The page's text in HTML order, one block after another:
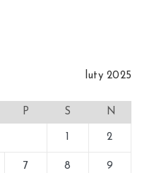
luty 2025
P S N
1 2
7 8 9